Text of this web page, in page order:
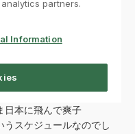
日本に飛んで爽子
うスケジュールなのでし